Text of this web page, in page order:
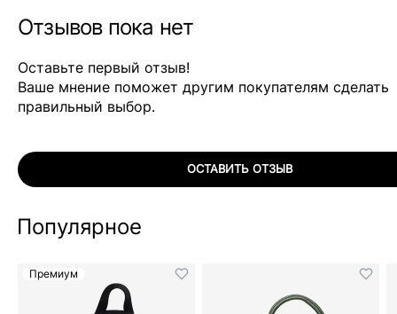
Отзывов пока нет
Оставьте первый отзыв!
Ваше мнение поможет другим покупателям сделать
правильный выбор.
ОСТАВИТЬ ОТЗЫВ
Популярное
Премиум